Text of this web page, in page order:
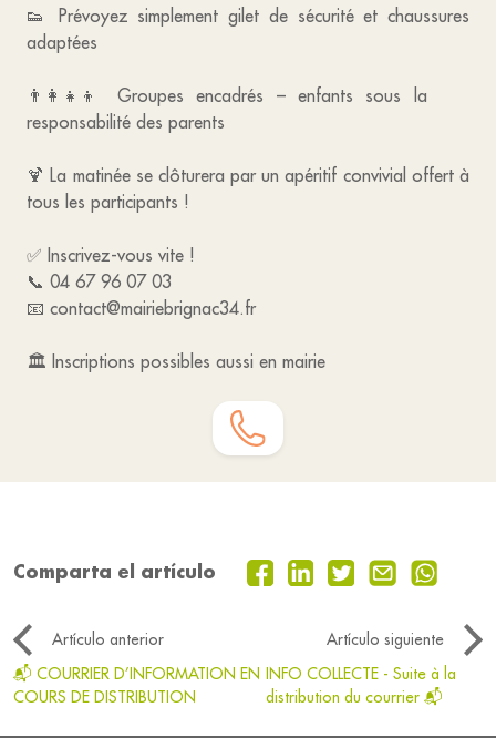
👟 Prévoyez simplement gilet de sécurité et chaussures
adaptées
👨‍👩‍👧‍👦 Groupes encadrés – enfants sous la
responsabilité des parents
🍹 La matinée se clôturera par un apéritif convivial offert à
tous les participants !
✅ Inscrivez-vous vite !
📞 04 67 96 07 03
📧 contact@mairiebrignac34.fr
🏛 Inscriptions possibles aussi en mairie
Comparta el artículo
Artículo anterior
Artículo siguiente
📬 COURRIER D’INFORMATION EN
COURS DE DISTRIBUTION
INFO COLLECTE - Suite à la
distribution du courrier 📬